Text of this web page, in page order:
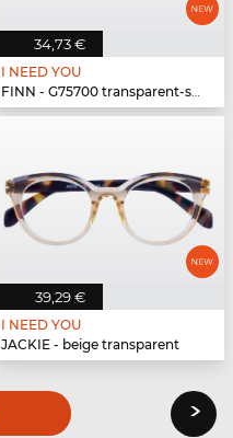
34,73 €
I NEED YOU
FINN - G75700 transparent-schwarz
39,29 €
I NEED YOU
JACKIE - beige transparent
›